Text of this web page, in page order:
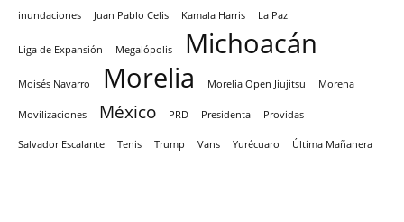
inundaciones Juan Pablo Celis Kamala Harris La Paz
Liga de Expansión Megalópolis Michoacán
Moisés Navarro Morelia Morelia Open Jiujitsu Morena
Movilizaciones México PRD Presidenta Providas
Salvador Escalante Tenis Trump Vans Yurécuaro Última Mañanera